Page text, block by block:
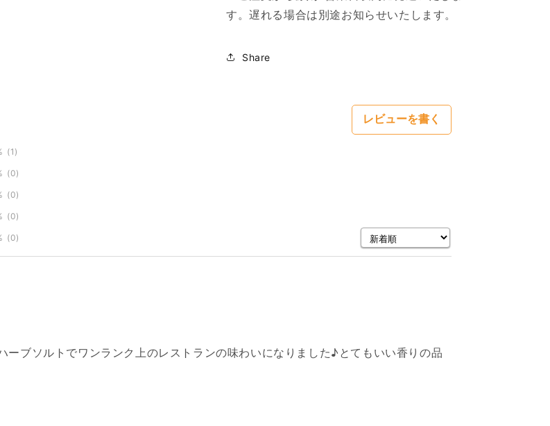
す。遅れる場合は別途お知らせいたします。
Share
レビューを書く
(1)
(0)
(0)
(0)
(0)
ーブソルトでワンランク上のレストランの味わいになりました♪とてもいい香りの品